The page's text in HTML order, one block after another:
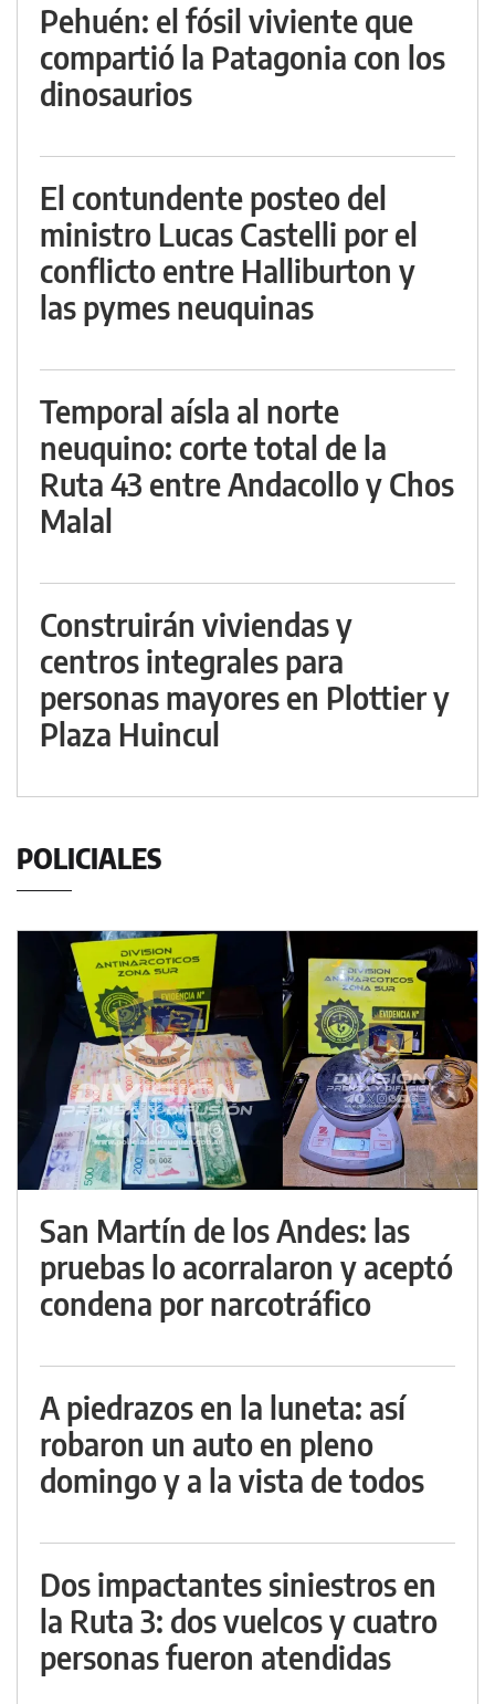
Pehuén: el fósil viviente que
compartió la Patagonia con los
dinosaurios
El contundente posteo del
ministro Lucas Castelli por el
conflicto entre Halliburton y
las pymes neuquinas
Temporal aísla al norte
neuquino: corte total de la
Ruta 43 entre Andacollo y Chos
Malal
Construirán viviendas y
centros integrales para
personas mayores en Plottier y
Plaza Huincul
POLICIALES
San Martín de los Andes: las
pruebas lo acorralaron y aceptó
condena por narcotráfico
A piedrazos en la luneta: así
robaron un auto en pleno
domingo y a la vista de todos
Dos impactantes siniestros en
la Ruta 3: dos vuelcos y cuatro
personas fueron atendidas